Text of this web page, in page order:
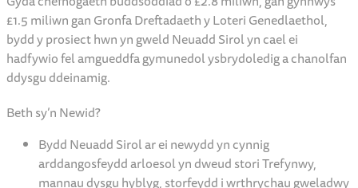
Er mwyn cyflawni’r weledigaeth uchelgeisiol hon, bydd
Neuadd Sirol yn cau i’r cyhoedd dros dro o 20 Rhagfyr 2025, er
mwyn caniatáu i’r gwaith hanfodol ddechrau. Disgwylir i’r
adeilad aros ar gau i’r cyhoedd tan yn gynnar yn 2027.
Gyda chefnogaeth buddsoddiad o £2.8 miliwn, gan gynnwys
bydd y prosiect hwn yn gweld Neuadd Sirol yn cael ei
hadfywio fel amgueddfa gymunedol ysbrydoledig a chanolfan